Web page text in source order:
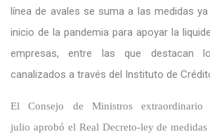
línea de avales se suma a las medidas
inicio de la pandemia para apoyar la
empresas, entre las que destacan
canalizados a través del Instituto de
El Consejo de Ministros
julio aprobó el Real Decreto-ley de medidas